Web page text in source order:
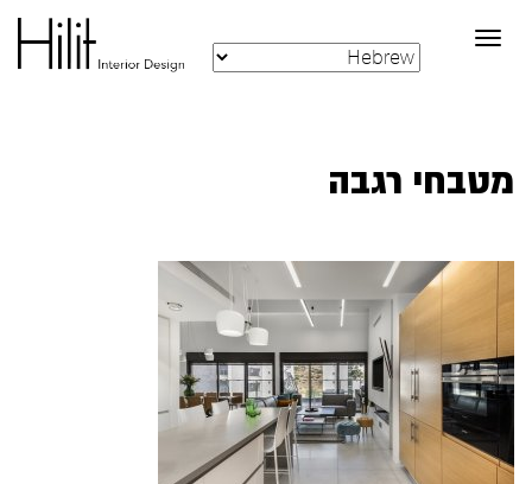
Toggle
navigation
מטבחי רגבה